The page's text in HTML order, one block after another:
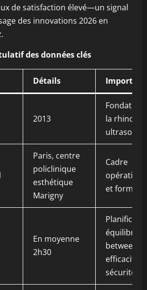
de satisfaction élevé—un signal
des innovations 2026 en
des données clés
Détails
2013
Fondation
la
Paris, centre
policlinique
esthétique
Marigny
Cadre
et
En moyenne
2h30
équilibre
between
efficacité
sécurité